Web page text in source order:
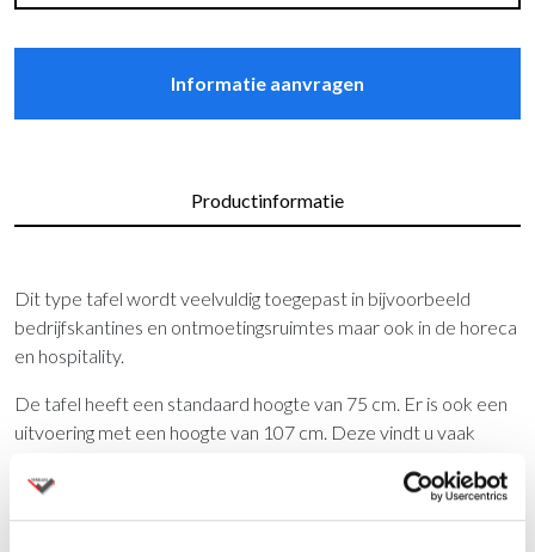
Informatie aanvragen
Productinformatie
Dit type tafel wordt veelvuldig toegepast in bijvoorbeeld
bedrijfskantines en ontmoetingsruimtes maar ook in de horeca
en hospitality.
De tafel heeft een standaard hoogte van 75 cm. Er is ook een
uitvoering met een hoogte van 107 cm. Deze vindt u vaak
De tafel kan uitgevoerd worden met melamine blad, hard hpl,